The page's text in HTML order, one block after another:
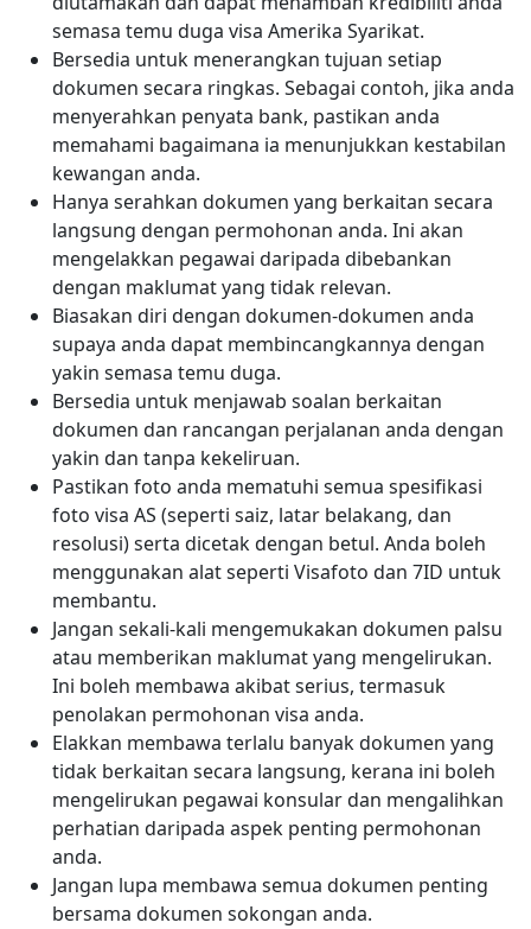
semasa temu duga visa Amerika Syarikat.
Bersedia untuk menerangkan tujuan setiap
dokumen secara ringkas. Sebagai contoh, jika anda
menyerahkan penyata bank, pastikan anda
memahami bagaimana ia menunjukkan kestabilan
kewangan anda.
Hanya serahkan dokumen yang berkaitan secara
langsung dengan permohonan anda. Ini akan
mengelakkan pegawai daripada dibebankan
dengan maklumat yang tidak relevan.
Biasakan diri dengan dokumen-dokumen anda
supaya anda dapat membincangkannya dengan
yakin semasa temu duga.
Bersedia untuk menjawab soalan berkaitan
dokumen dan rancangan perjalanan anda dengan
yakin dan tanpa kekeliruan.
Pastikan foto anda mematuhi semua spesifikasi
foto visa AS (seperti saiz, latar belakang, dan
resolusi) serta dicetak dengan betul. Anda boleh
menggunakan alat seperti Visafoto dan 7ID untuk
membantu.
Jangan sekali-kali mengemukakan dokumen palsu
atau memberikan maklumat yang mengelirukan.
Ini boleh membawa akibat serius, termasuk
penolakan permohonan visa anda.
Elakkan membawa terlalu banyak dokumen yang
tidak berkaitan secara langsung, kerana ini boleh
mengelirukan pegawai konsular dan mengalihkan
perhatian daripada aspek penting permohonan
anda.
Jangan lupa membawa semua dokumen penting
bersama dokumen sokongan anda.